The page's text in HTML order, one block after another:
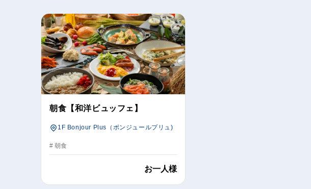
朝食【和洋ビュッフェ】
1F Bonjour Plus（ボンジュールプリュ)
# 朝食
お一人様